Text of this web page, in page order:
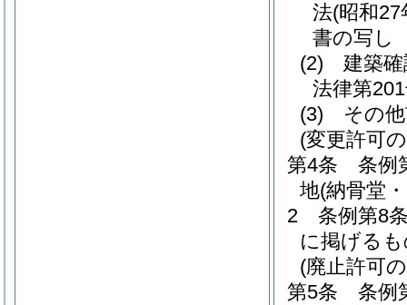
法(昭和27
書の写し
(2)
建築
法律第
(3)
その
(変更許可
第4条
条例
地(納骨堂
2
条例第8
に掲げる
(廃止許可
第5条
条例